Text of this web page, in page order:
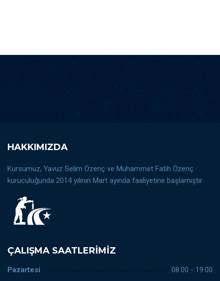
HAKKIMIZDA
Kursumuz, Yavuz Selim Özenç ve Muhammet Fatih Özenç
kuruculuğunda 2014 yılının Mart ayında faaliyetine başlamıştır.
ÇALIŞMA SAATLERIMIZ
Pazartesi
08:00 - 19:00